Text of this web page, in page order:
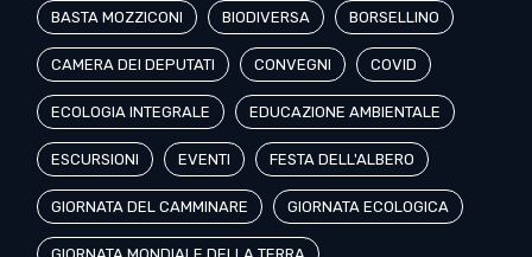
BASTA MOZZICONI BIODIVERSA BORSELLINO
CAMERA DEI DEPUTATI CONVEGNI COVID
ECOLOGIA INTEGRALE EDUCAZIONE AMBIENTALE
ESCURSIONI EVENTI FESTA DELL'ALBERO
GIORNATA DEL CAMMINARE GIORNATA ECOLOGICA